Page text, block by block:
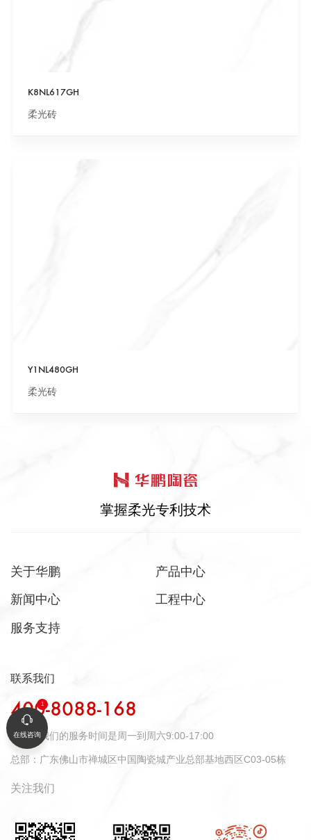
K8NL617GH
柔光砖
Y1NL480GH
柔光砖
掌握柔光专利技术
关于华鹏 产品中心
新闻中心 工程中心
服务支持
联系我们
400-8088-168
时间：我们的服务时间是周一到周六9:00-17:00
总部： 广东佛山市禅城区中国陶瓷城产业总部基地西区C03-05栋
关注我们
在线咨询